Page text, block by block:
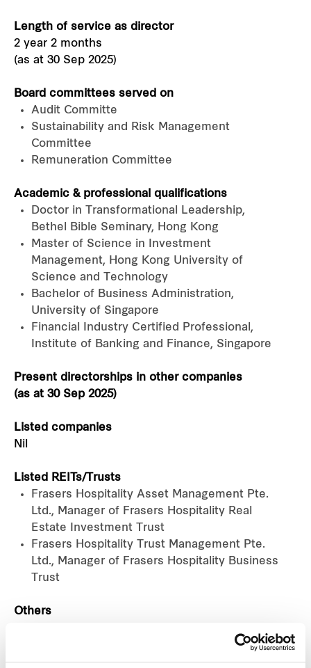
Length of service as director
2 year 2 months
(as at 30 Sep 2025)
Board committees served on
Audit Committe
Sustainability and Risk Management
Committee
Remuneration Committee
Academic & professional qualifications
Doctor in Transformational Leadership,
Bethel Bible Seminary, Hong Kong
Master of Science in Investment
Management, Hong Kong University of
Science and Technology
Bachelor of Business Administration,
University of Singapore
Financial Industry Certified Professional,
Institute of Banking and Finance, Singapore
Present directorships in other companies
(as at 30 Sep 2025)
Listed companies
Nil
Listed REITs/Trusts
Frasers Hospitality Asset Management Pte.
Ltd., Manager of Frasers Hospitality Real
Estate Investment Trust
Frasers Hospitality Trust Management Pte.
Ltd., Manager of Frasers Hospitality Business
Trust
Others
IDAHK Limited